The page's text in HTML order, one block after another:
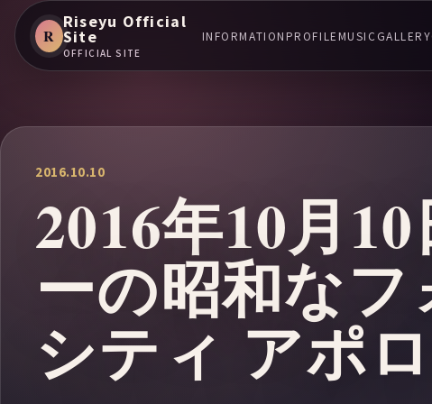
R
Riseyu Official
Site
OFFICIAL SITE
INFORMATIONPROFILEMUSIC GALLERY
2016.10.10
2016年10月
ーの昭和な
シティ アポ